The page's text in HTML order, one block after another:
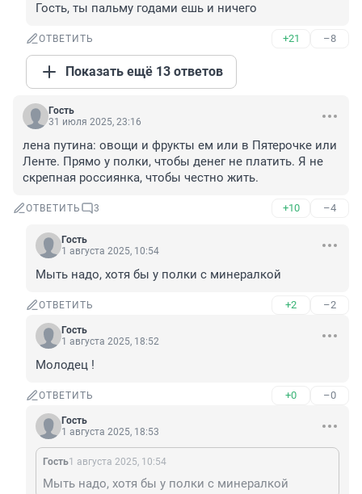
Гость, ты пальму годами ешь и ничего
ОТВЕТИТЬ +21 –8
Показать ещё 13 ответов
Гость
31 июля 2025, 23:16
лена путина: овощи и фрукты ем или в Пятерочке или
Ленте. Прямо у полки, чтобы денег не платить. Я не
скрепная россиянка, чтобы честно жить.
ОТВЕТИТЬ 3 +10 –4
Гость
1 августа 2025, 10:54
Мыть надо, хотя бы у полки с минералкой
ОТВЕТИТЬ +2 –2
Гость
1 августа 2025, 18:52
Молодец !
ОТВЕТИТЬ +0 –0
Гость
1 августа 2025, 18:53
Гость1 августа 2025, 10:54
Мыть надо, хотя бы у полки с минералкой